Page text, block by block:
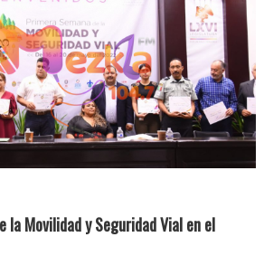
la Movilidad y Seguridad Vial en el